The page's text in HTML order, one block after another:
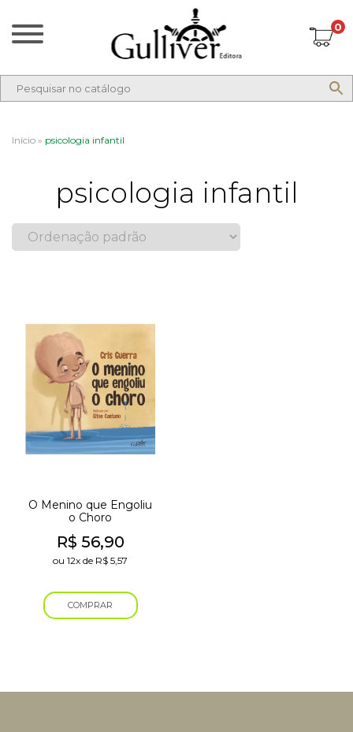
0
Início » psicologia infantil
psicologia infantil
O Menino que Engoliu
o Choro
R$ 56,90
ou 12x de R$ 5,57
COMPRAR